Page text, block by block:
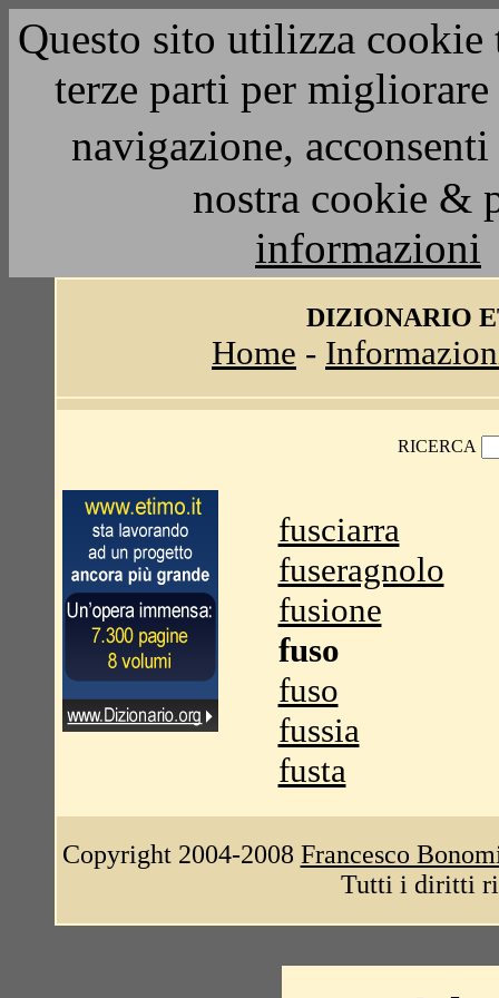
Questo sito utilizza
terze parti per
navigazione,
nostra cookie &
informazioni
DIZIONARIO
Home -
RICERCA
fusciarra
fuseragnolo
fusione
fuso
fuso
fussia
fusta
Copyright 2004-2008 Francesco
Tutti i diritti